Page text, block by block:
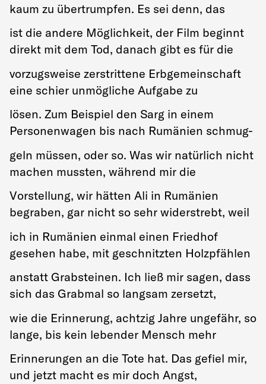
kaum zu übertrumpfen. Es sei denn, das
ist die andere Möglichkeit, der Film beginnt
direkt mit dem Tod, danach gibt es für die
vorzugsweise zerstrittene Erbgemeinschaft
eine schier unmögliche Aufgabe zu
lösen. Zum Beispiel den Sarg in einem
Personenwagen bis nach Rumänien schmug-
geln müssen, oder so. Was wir natürlich nicht
machen mussten, während mir die
Vorstellung, wir hätten Ali in Rumänien
begraben, gar nicht so sehr widerstrebt, weil
ich in Rumänien einmal einen Friedhof
gesehen habe, mit geschnitzten Holzpfählen
anstatt Grabsteinen. Ich ließ mir sagen, dass
sich das Grabmal so langsam zersetzt,
wie die Erinnerung, achtzig Jahre ungefähr, so
lange, bis kein lebender Mensch mehr
Erinnerungen an die Tote hat. Das gefiel mir,
und jetzt macht es mir doch Angst,